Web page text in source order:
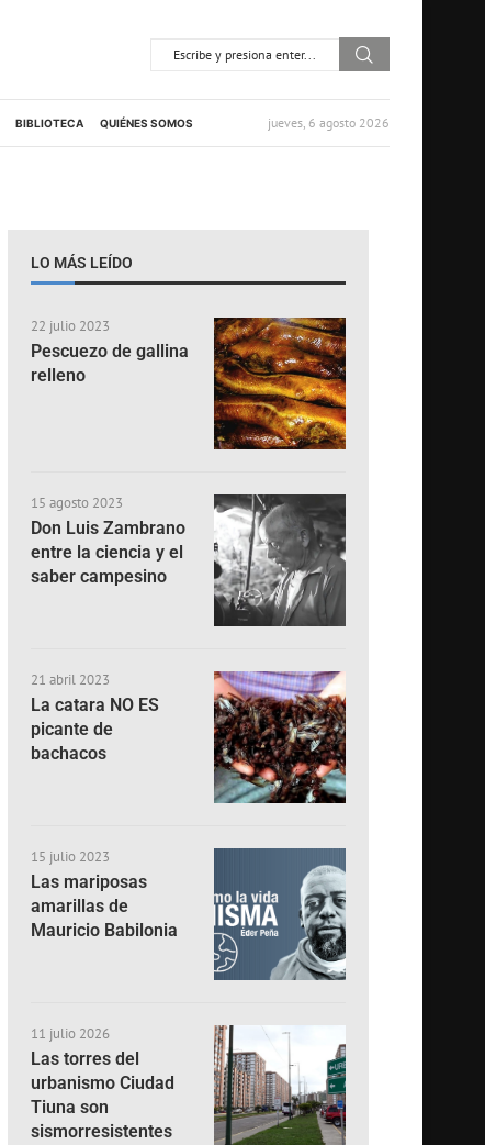
BIBLIOTECA QUIÉNES SOMOS jueves, 6 agosto 2026
LO MÁS LEÍDO
22 julio 2023
Pescuezo de gallina
relleno
15 agosto 2023
Don Luis Zambrano
entre la ciencia y el
saber campesino
21 abril 2023
La catara NO ES
picante de
bachacos
15 julio 2023
Las mariposas
amarillas de
Mauricio Babilonia
11 julio 2026
Las torres del
urbanismo Ciudad
Tiuna son
sismorresistentes